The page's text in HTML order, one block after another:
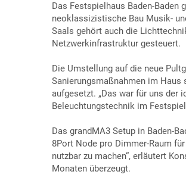
Das Festspielhaus Baden-
neoklassizistische Bau Musik-
Saals gehört auch die
Netzwerkinfrastruktur gesteuert.
Die Umstellung auf die neue
Sanierungsmaßnahmen im
aufgesetzt. „Das war für uns der
Beleuchtungstechnik im
Das grandMA3 Setup in Baden-
8Port Node pro Dimmer-Raum
nutzbar zu machen“, erläutert
Monaten überzeugt.